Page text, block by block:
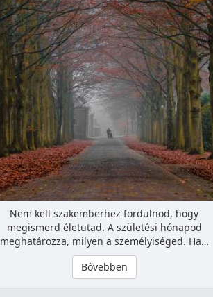
Nem kell szakemberhez fordulnod, hogy
megismerd életutad. A születési hónapod
meghatározza, milyen a személyiséged. Ha…
Bővebben